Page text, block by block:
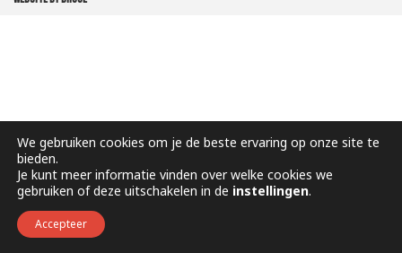
We gebruiken cookies om je de beste ervaring op onze site te
bieden.
Je kunt meer informatie vinden over welke cookies we
gebruiken of deze uitschakelen in de instellingen.
Accepteer